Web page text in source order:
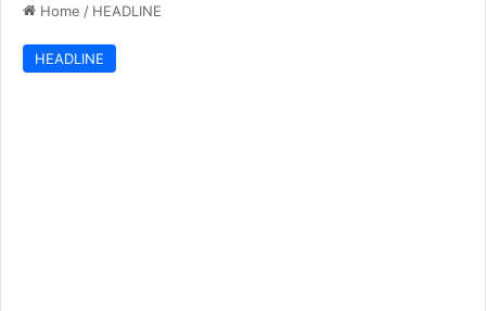
Home / HEADLINE
HEADLINE